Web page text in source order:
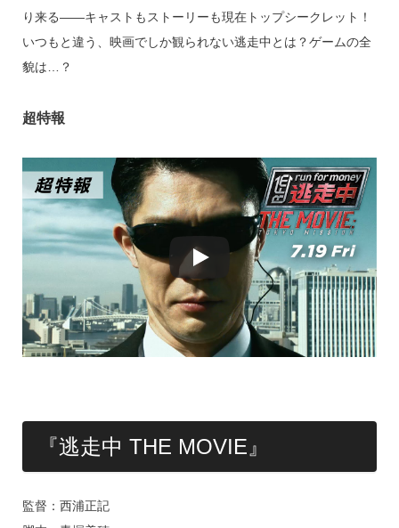
り来る――キャストもストーリーも現在トップシークレット！
いつもと違う、映画でしか観られない逃走中とは？ゲームの全
貌は…？
超特報
『逃走中 THE MOVIE』
監督：西浦正記